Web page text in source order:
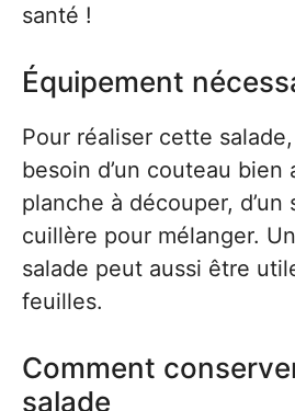
santé !
Équipement
Pour réaliser cette
besoin d’un couteau bien
planche à découper, d’un
cuillère pour mélanger.
salade peut aussi être
feuilles.
Comment
salade